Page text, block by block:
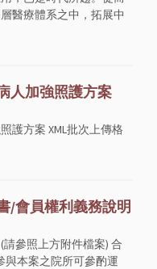
醫療體系之中，拓展中
加強照護方案
護方案 XML批次上傳格
員權利義務說明
參照上方附件檔案) 合
與本案之院所可參酌運